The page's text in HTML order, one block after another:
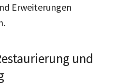
Erweiterungen
und